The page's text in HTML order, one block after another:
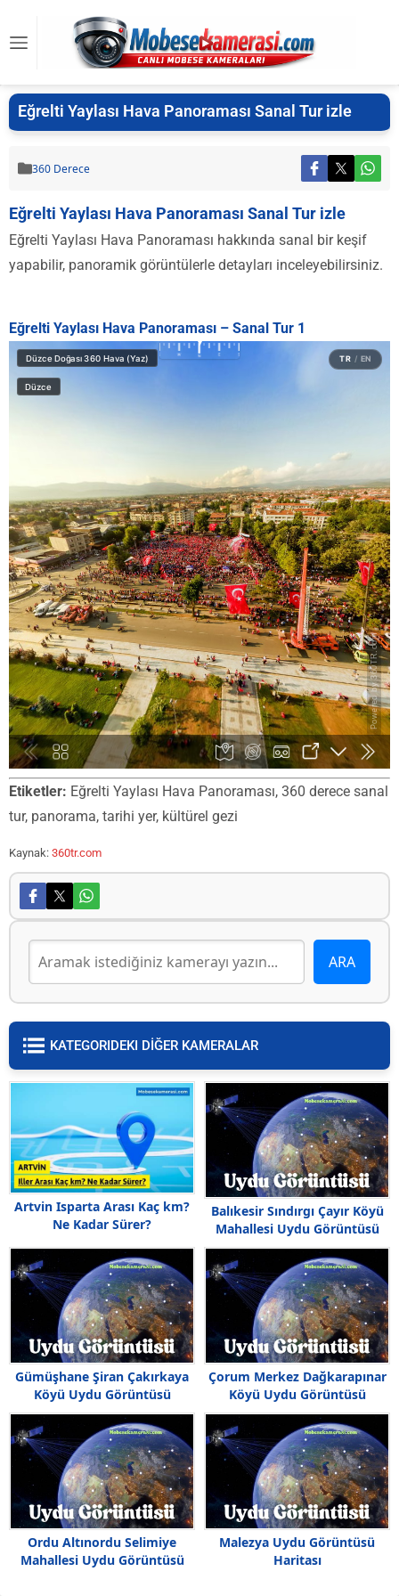
Eğrelti Yaylası Hava Panoraması Sanal Tur izle
360 Derece
Eğrelti Yaylası Hava Panoraması Sanal Tur izle
Eğrelti Yaylası Hava Panoraması hakkında sanal bir keşif
yapabilir, panoramik görüntülerle detayları inceleyebilirsiniz.
Eğrelti Yaylası Hava Panoraması – Sanal Tur 1
Etiketler: Eğrelti Yaylası Hava Panoraması, 360 derece sanal
tur, panorama, tarihi yer, kültürel gezi
Kaynak: 360tr.com
KATEGORIDEKI DİĞER KAMERALAR
Artvin Isparta Arası Kaç km?
Ne Kadar Sürer?
Balıkesir Sındırgı Çayır Köyü
Mahallesi Uydu Görüntüsü
Gümüşhane Şiran Çakırkaya
Köyü Uydu Görüntüsü
Çorum Merkez Dağkarapınar
Köyü Uydu Görüntüsü
Ordu Altınordu Selimiye
Mahallesi Uydu Görüntüsü
Malezya Uydu Görüntüsü
Haritası